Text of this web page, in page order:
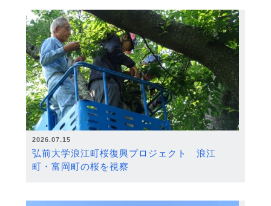
2026.07.15
弘前大学浪江町桜復興プロジェクト 浪江
町・富岡町の桜を視察